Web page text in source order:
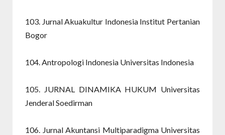
103. Jurnal Akuakultur Indonesia Institut Pertanian
Bogor
104. Antropologi Indonesia Universitas Indonesia
105. JURNAL DINAMIKA HUKUM Universitas
Jenderal Soedirman
106. Jurnal Akuntansi Multiparadigma Universitas